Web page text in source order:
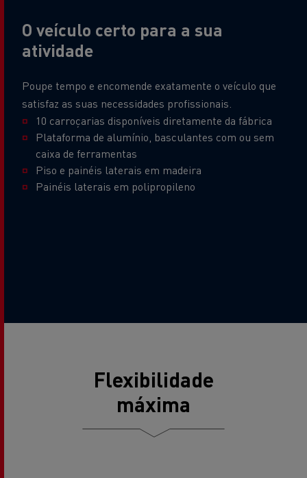
O veículo certo para a sua
atividade
Poupe tempo e encomende exatamente o veículo que
satisfaz as suas necessidades profissionais.
10 carroçarias disponíveis diretamente da fábrica
Plataforma de alumínio, basculantes com ou sem
caixa de ferramentas
Piso e painéis laterais em madeira
Painéis laterais em polipropileno
Flexibilidade
máxima